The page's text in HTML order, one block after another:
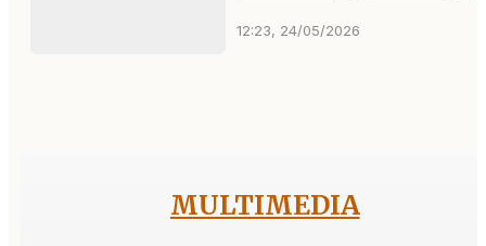
12:23, 24/05/2026
MULTIMEDIA